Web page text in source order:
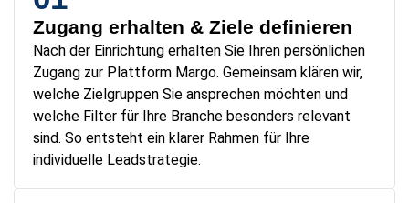
Zugang erhalten & Ziele definieren
Nach der Einrichtung erhalten Sie Ihren persönlichen
Zugang zur Plattform Margo. Gemeinsam klären wir,
welche Zielgruppen Sie ansprechen möchten und
welche Filter für Ihre Branche besonders relevant
sind. So entsteht ein klarer Rahmen für Ihre
individuelle Leadstrategie.